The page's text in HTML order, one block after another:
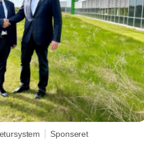
pant- og
som mødes i disse
Sponseret